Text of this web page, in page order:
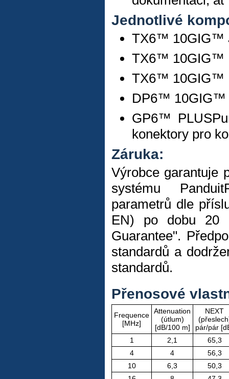
Jednotlivé
TX6™ 10GIG™
TX6™ 10GIG™
TX6™ 10GIG™
DP6™ 10GIG™
GP6™
konektory pro
Záruka:
Výrobce garantuje
systému
parametrů dle
EN) po dobu 20
Guarantee".
standardů a
standardů.
Přenosové
Frequence
[MHz]
Attenuation
(útlum)
[dB/100 m]
NEXT
pár/pár
1
2,1
65,3
4
4
56,3
10
6,3
50,3